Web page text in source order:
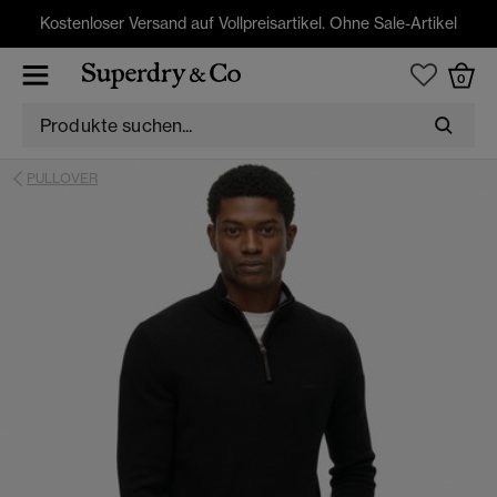
Kostenloser Versand auf Vollpreisartikel. Ohne Sale-Artikel
0
PULLOVER